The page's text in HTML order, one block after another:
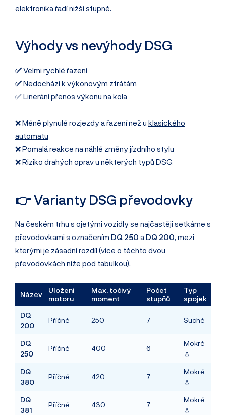
elektronika řadí nižší stupně.
Výhody vs nevýhody DSG
✅Velmi rychlé řazení
✅Nedochází k výkonovým ztrátám
✅ Linerání přenos výkonu na kola
❌ Méně plynulé rozjezdy a řazení než u klasického
automatu
❌ Pomalá reakce na náhlé změny jízdního stylu
❌ Riziko drahých oprav u některých typů DSG
👉 Varianty DSG převodovky
Na českém trhu s ojetými vozidly se najčastěji setkáme s
převodovkami s označením DQ 250 a DQ 200, mezi
kterými je zásadní rozdíl (více o těchto dvou
převodovkách níže pod tabulkou).
Název
Uložení
motoru
Max. točivý
moment
Počet
stupňů
Typ
spojek
DQ
200
Příčné 250 7 Suché
DQ
250
Příčné 400 6
Mokré
💧
DQ
380
Příčné 420 7
Mokré
💧
DQ
381
Příčné 430 7
Mokré
💧